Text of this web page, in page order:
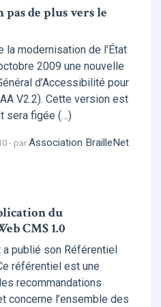
pas de plus vers le
la modernisation de l’État
2009 une nouvelle
d’Accessibilité pour
V2.2). Cette version est
sera figée (…)
- parAssociation BrailleNet
du
CMS 1.0
publié son Référentiel
référentiel est une
recommandations
concerne l’ensemble des